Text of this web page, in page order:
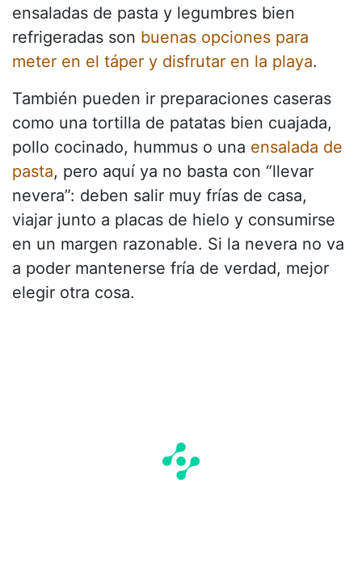
ensaladas de pasta y legumbres bien
refrigeradas son buenas opciones para
meter en el táper y disfrutar en la playa.
También pueden ir preparaciones caseras
como una tortilla de patatas bien cuajada,
pollo cocinado, hummus o una ensalada de
pasta, pero aquí ya no basta con “llevar
nevera”: deben salir muy frías de casa,
viajar junto a placas de hielo y consumirse
en un margen razonable. Si la nevera no va
a poder mantenerse fría de verdad, mejor
elegir otra cosa.